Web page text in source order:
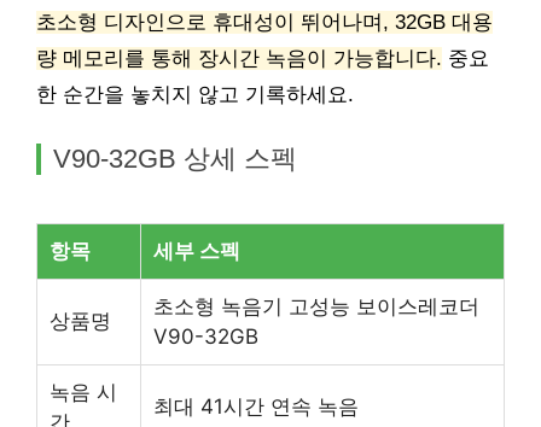
초소형 디자인으로 휴대성이 뛰어나며, 32GB 대용
량 메모리를 통해 장시간 녹음이 가능합니다. 중요
한 순간을 놓치지 않고 기록하세요.
V90-32GB 상세 스펙
항목 세부 스펙
상품명
초소형 녹음기 고성능 보이스레코더
V90-32GB
녹음 시
간
최대 41시간 연속 녹음